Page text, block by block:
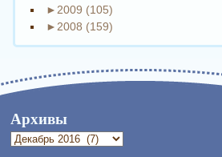
► 2009 (105)
► 2008 (159)
Архивы
Архивы